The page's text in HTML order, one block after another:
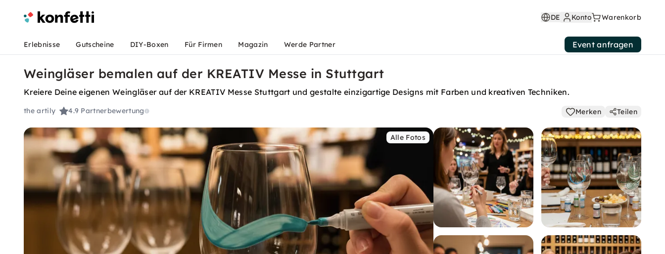
DE Konto Warenkorb
Erlebnisse Gutscheine DIY-Boxen Für Firmen Magazin Werde Partner Event anfragen
Weingläser bemalen auf der KREATIV Messe in Stuttgart
Kreiere Deine eigenen Weingläser auf der KREATIV Messe Stuttgart und gestalte einzigartige Designs mit Farben und kreativen Techniken.
the artily 4.9 Partnerbewertung Merken Teilen
Alle Fotos